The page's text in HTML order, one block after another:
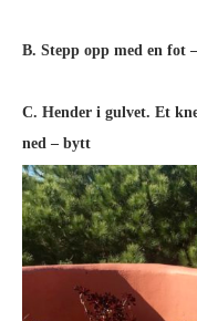
B. Stepp opp med en
C. Hender i gulvet. Et
ned – bytt